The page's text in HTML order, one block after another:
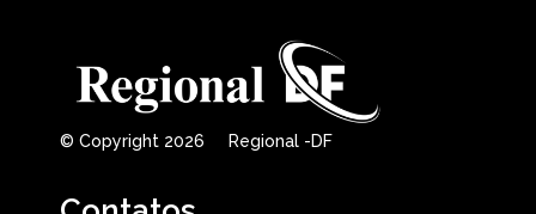
© Copyright 2026 Regional -DF